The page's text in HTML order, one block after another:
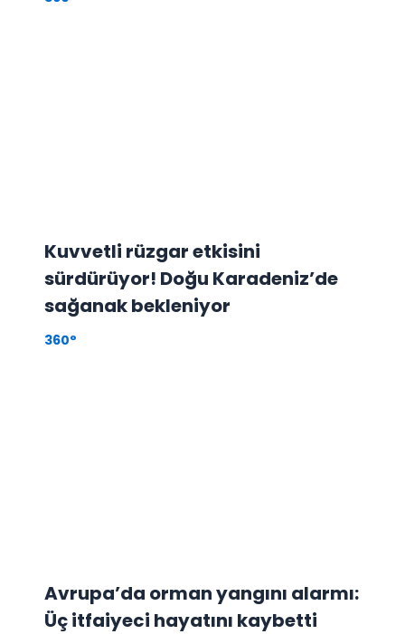
Kuvvetli rüzgar etkisini
sürdürüyor! Doğu Karadeniz’de
sağanak bekleniyor
360°
Avrupa’da orman yangını alarmı:
Üç itfaiyeci hayatını kaybetti